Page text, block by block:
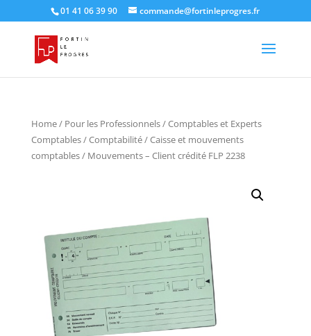
01 41 06 39 90 commande@fortinleprogres.fr
Home/ Pour les Professionnels/Comptables et Experts
Comptables/Comptabilité/Caisse et mouvements
comptables/ Mouvements – Client crédité FLP 2238